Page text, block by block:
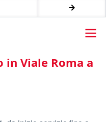
Viale Roma a